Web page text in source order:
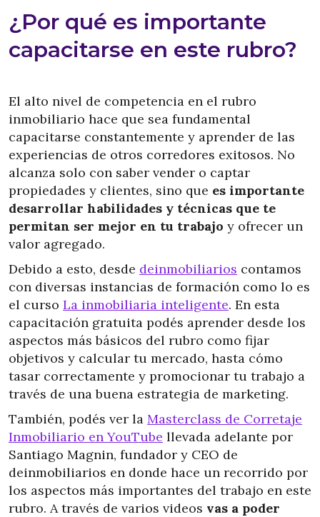
¿Por qué es importante
capacitarse en este rubro?
El alto nivel de competencia en el rubro
inmobiliario hace que sea fundamental
capacitarse constantemente y aprender de las
experiencias de otros corredores exitosos. No
alcanza solo con saber vender o captar
propiedades y clientes, sino que es importante
desarrollar habilidades y técnicas que te
permitan ser mejor en tu trabajo y ofrecer un
valor agregado.
Debido a esto, desde deinmobiliarios contamos
con diversas instancias de formación como lo es
el curso La inmobiliaria inteligente. En esta
capacitación gratuita podés aprender desde los
aspectos más básicos del rubro como fijar
objetivos y calcular tu mercado, hasta cómo
tasar correctamente y promocionar tu trabajo a
través de una buena estrategia de marketing.
También, podés ver la Masterclass de Corretaje
Inmobiliario en YouTube llevada adelante por
Santiago Magnin, fundador y CEO de
deinmobiliarios en donde hace un recorrido por
los aspectos más importantes del trabajo en este
rubro. A través de varios videos vas a poder